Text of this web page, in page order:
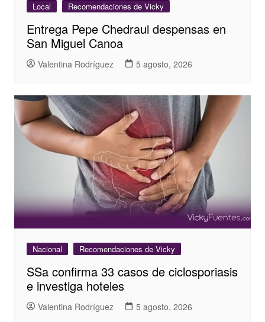
Local Recomendaciones de Vicky
Entrega Pepe Chedraui despensas en
San Miguel Canoa
Valentina Rodríguez 5 agosto, 2026
Nacional Recomendaciones de Vicky
SSa confirma 33 casos de ciclosporiasis
e investiga hoteles
Valentina Rodríguez 5 agosto, 2026